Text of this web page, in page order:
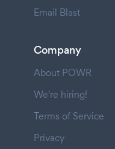
Email Blast
Company
About POWR
We're hiring!
Terms of Service
Privacy